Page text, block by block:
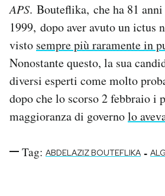
Hai bisogno di aiuto?
Esci
APS. Bouteflika, che ha 81 anni
1999, dopo aver avuto un ictus
visto sempre più raramente in
Nonostante questo, la sua
diversi esperti come molto
dopo che lo scorso 2 febbraio i
maggioranza di governolo
Tag: ABDELAZIZ BOUTEFLIKA -